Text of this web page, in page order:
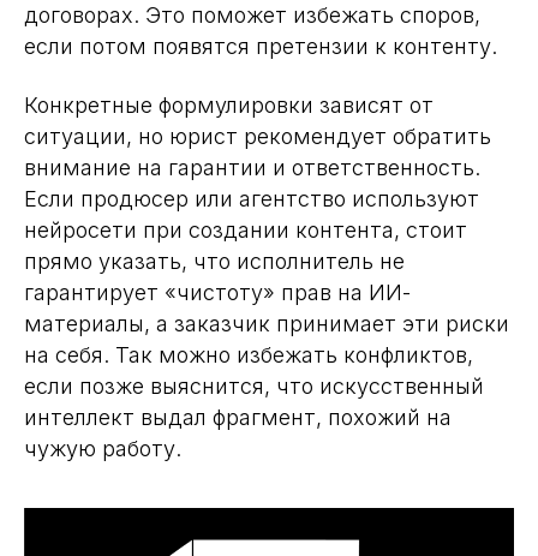
договорах. Это поможет избежать споров,
если потом появятся претензии к контенту.
Конкретные формулировки зависят от
ситуации, но юрист рекомендует обратить
внимание на гарантии и ответственность.
Если продюсер или агентство используют
нейросети при создании контента, стоит
прямо указать, что исполнитель не
гарантирует «чистоту» прав на ИИ-
материалы, а заказчик принимает эти риски
на себя. Так можно избежать конфликтов,
если позже выяснится, что искусственный
интеллект выдал фрагмент, похожий на
чужую работу.